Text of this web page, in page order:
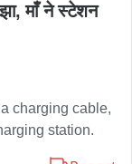
हैं.दोनों घायलों को
हालत नाजुक
सुरु कर दी
कर लिया
माँ ने स्टेशन
charging cable,
station.